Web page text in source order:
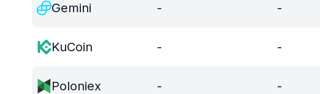
Gemini - -
KuCoin - -
Poloniex - -